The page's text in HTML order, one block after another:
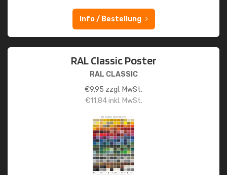
Info / Bestellung
RAL Classic Poster
RAL CLASSIC
€9,95 zzgl. MwSt.
€11,84inkl. MwSt.